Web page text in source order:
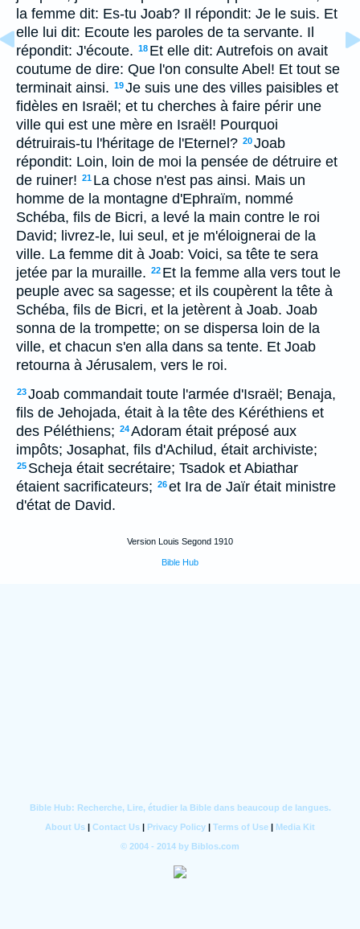
la femme dit: Es-tu Joab? Il répondit: Je le suis. Et
elle lui dit: Ecoute les paroles de ta servante. Il
répondit: J'écoute. 18 Et elle dit: Autrefois on avait
coutume de dire: Que l'on consulte Abel! Et tout se
terminait ainsi. 19Je suis une des villes paisibles et
fidèles en Israël; et tu cherches à faire périr une
ville qui est une mère en Israël! Pourquoi
détruirais-tu l'héritage de l'Eternel? 20Joab
répondit: Loin, loin de moi la pensée de détruire et
de ruiner! 21 La chose n'est pas ainsi. Mais un
homme de la montagne d'Ephraïm, nommé
Schéba, fils de Bicri, a levé la main contre le roi
David; livrez-le, lui seul, et je m'éloignerai de la
ville. La femme dit à Joab: Voici, sa tête te sera
jetée par la muraille. 22 Et la femme alla vers tout le
peuple avec sa sagesse; et ils coupèrent la tête à
Schéba, fils de Bicri, et la jetèrent à Joab. Joab
sonna de la trompette; on se dispersa loin de la
ville, et chacun s'en alla dans sa tente. Et Joab
retourna à Jérusalem, vers le roi.
23Joab commandait toute l'armée d'Israël; Benaja,
fils de Jehojada, était à la tête des Kéréthiens et
des Péléthiens; 24Adoram était préposé aux
impôts; Josaphat, fils d'Achilud, était archiviste;
25 Scheja était secrétaire; Tsadok et Abiathar
étaient sacrificateurs; 26et Ira de Jaïr était ministre
d'état de David.
Version Louis Segond 1910
Bible Hub